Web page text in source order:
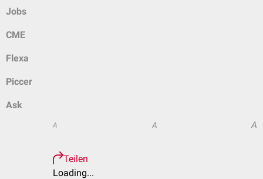
Jobs
CME
Flexa
Piccer
Ask
A A A
Teilen
Loading...